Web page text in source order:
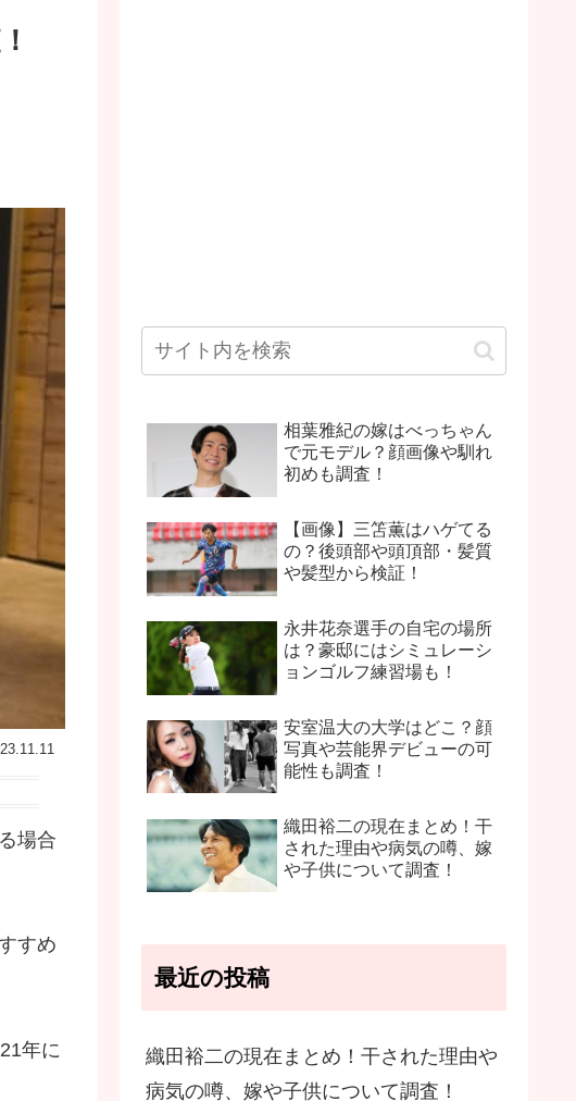
場合
すめ
年に
相葉雅紀の嫁はべっちゃん
で元モデル？顔画像や馴れ
初めも調査！
【画像】三笘薫はハゲてる
の？後頭部や頭頂部・髪質
や髪型から検証！
永井花奈選手の自宅の場所
は？豪邸にはシミュレーシ
ョンゴルフ練習場も！
安室温大の大学はどこ？顔
写真や芸能界デビューの可
能性も調査！
織田裕二の現在まとめ！干
された理由や病気の噂、嫁
や子供について調査！
最近の投稿
織田裕二の現在まとめ！干された理由や
病気の噂、嫁や子供について調査！